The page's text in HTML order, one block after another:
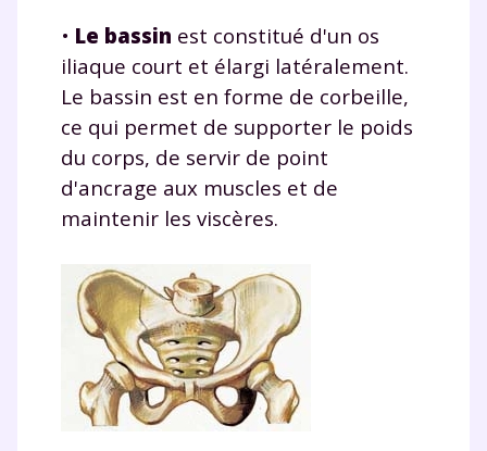
• Le bassin est constitué d'un os
iliaque court et élargi latéralement.
Le bassin est en forme de corbeille,
ce qui permet de supporter le poids
du corps, de servir de point
d'ancrage aux muscles et de
maintenir les viscères.